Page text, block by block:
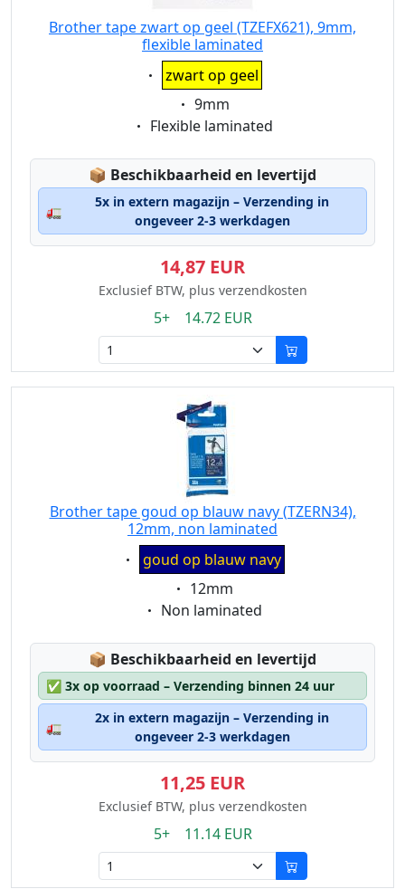
Brother tape zwart op geel (TZEFX621), 9mm,
flexible laminated
Eigenschaft:
zwart op geel
Eigenschaft:
9mm
Eigenschaft:
Flexible laminated
📦 Lagerstatus:
Beschikbaarheid en levertijd
🚛
5x in extern magazijn – Verzending in
ongeveer 2-3 werkdagen
14,87 EUR
Exclusief BTW, plus verzendkosten
5+ 14.72 EUR
Brother tape goud op blauw navy (TZERN34),
12mm, non laminated
Eigenschaft:
goud op blauw navy
Eigenschaft:
12mm
Eigenschaft:
Non laminated
📦 Lagerstatus:
Beschikbaarheid en levertijd
✅ 3x op voorraad – Verzending binnen 24 uur
🚛
2x in extern magazijn – Verzending in
ongeveer 2-3 werkdagen
11,25 EUR
Exclusief BTW, plus verzendkosten
5+ 11.14 EUR